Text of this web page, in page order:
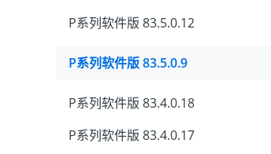
P系列软件版 83.5.0.12
P系列软件版 83.5.0.9
P系列软件版 83.4.0.18
P系列软件版 83.4.0.17